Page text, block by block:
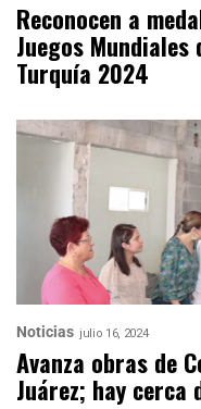
Reconocen a
Juegos
Turquía 2024
Noticias julio 16, 2024
Avanza obras de
Juárez; hay